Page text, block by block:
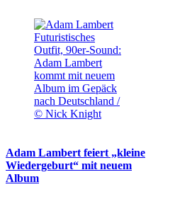
Futuristisches
Outfit, 90er-Sound:
Adam Lambert
kommt mit neuem
Album im Gepäck
nach Deutschland /
© Nick Knight
Adam Lambert feiert „kleine
Wiedergeburt“ mit neuem
Album